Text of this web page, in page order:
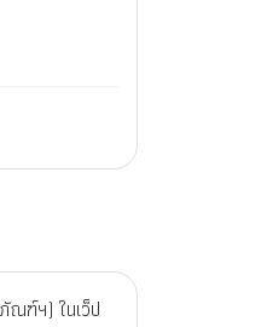
ณฑ์ฯ) ในเว็ป